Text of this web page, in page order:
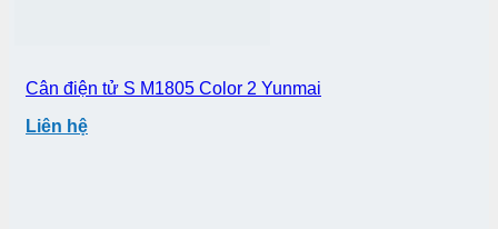
Cân điện tử S M1805 Color 2 Yunmai
Liên hệ